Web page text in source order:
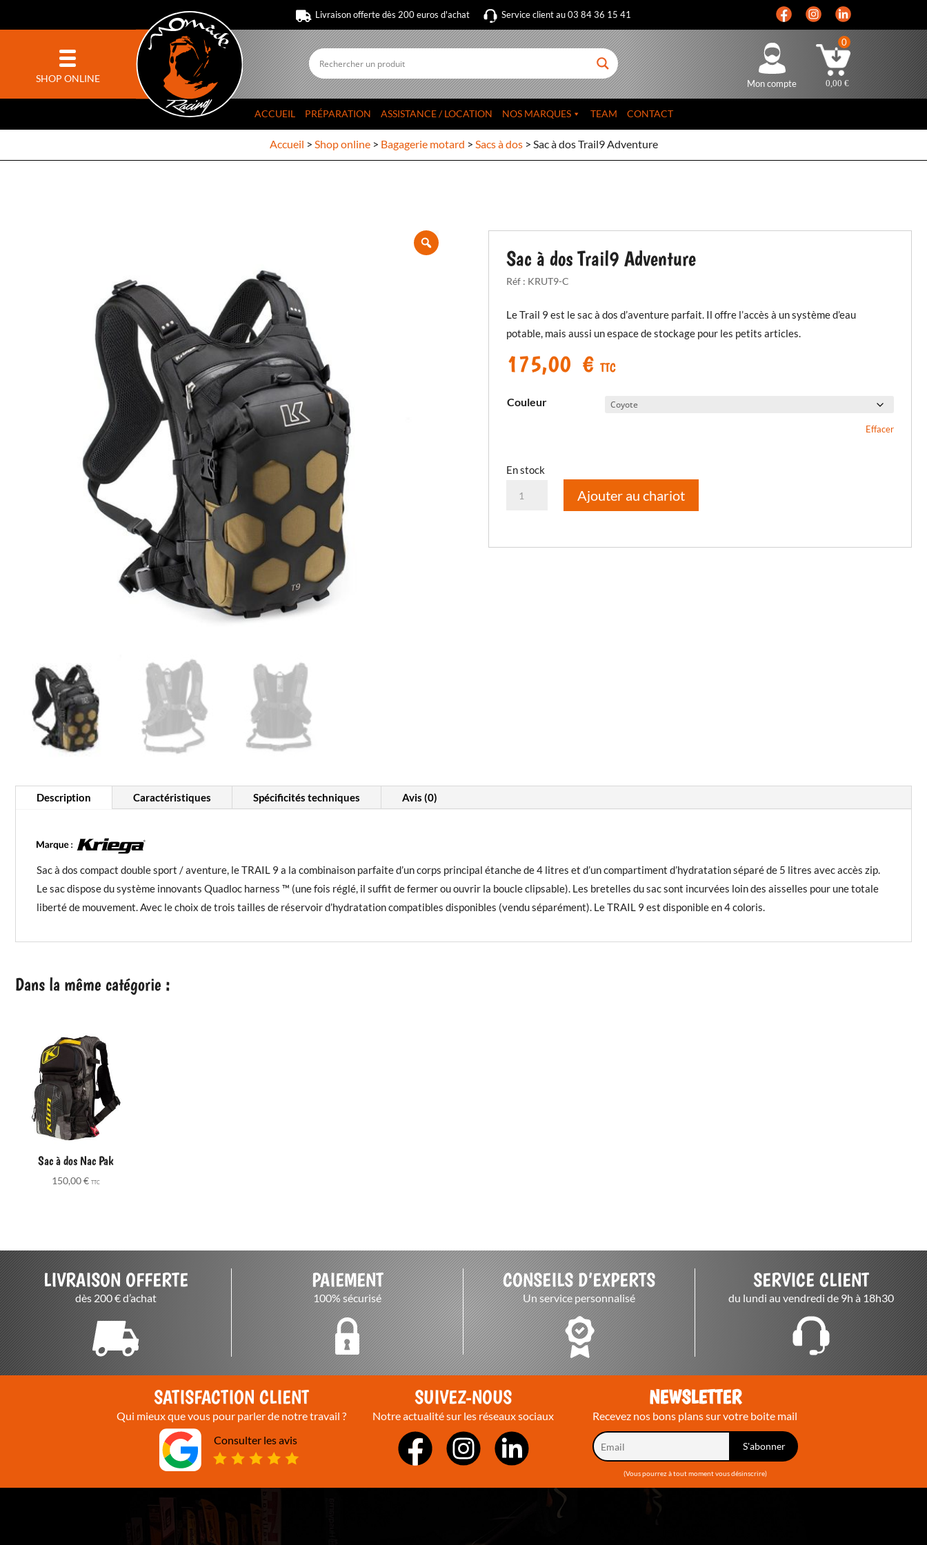
Livraison offerte dès 200 euros d'achat Service client au 03 84 36 15 41
SHOP ONLINE Mon compte
0
0,00 €
ACCUEIL PRÉPARATION ASSISTANCE / LOCATION NOS MARQUES TEAM CONTACT
Accueil > Shop online> Bagagerie motard > Sacs à dos> Sac à dos Trail9 Adventure
Sac à dos Trail9 Adventure
Réf : KRUT9-C
Le Trail 9 est le sac à dos d’aventure parfait. Il offre l’accès à un système d’eau
potable, mais aussi un espace de stockage pour les petits articles.
175,00 € TTC
Couleur
Effacer
En stock
à
Ajouter au chariot
Description Caractéristiques Spécificités techniques Avis (0)
Sac à dos compact double sport / aventure, le TRAIL 9 a la combinaison parfaite d’un corps principal étanche de 4 litres et d’un compartiment d’hydratation séparé de 5 litres avec accès zip.
Le sac dispose du système innovants Quadloc harness ™ (une fois réglé, il suffit de fermer ou ouvrir la boucle clipsable). Les bretelles du sac sont incurvées loin des aisselles pour une totale
liberté de mouvement. Avec le choix de trois tailles de réservoir d’hydratation compatibles disponibles (vendu séparément). Le TRAIL 9 est disponible en 4 coloris.
Dans la même catégorie :
Sac à dos Nac Pak
150,00€ TTC
LIVRAISON OFFERTE
dès 200 € d’achat
PAIEMENT
100% sécurisé
CONSEILS D’EXPERTS
Un service personnalisé
SERVICE CLIENT
du lundi au vendredi de 9h à 18h30
SATISFACTION CLIENT
Qui mieux que vous pour parler de notre travail ?
Consulter les avis
SUIVEZ-NOUS
Notre actualité sur les réseaux sociaux
NEWSLETTER
Recevez nos bons plans sur votre boite mail
(Vous pourrez à tout moment vous désinscrire)